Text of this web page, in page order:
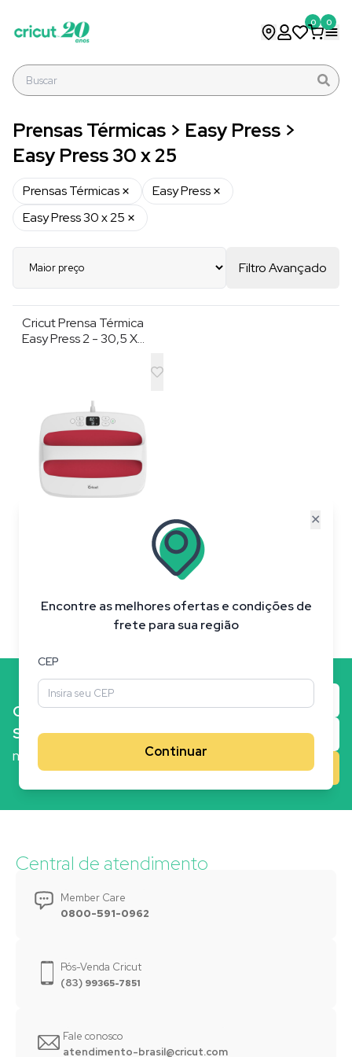
0 0
✕
Encontre as melhores ofertas e condições de
frete para sua região
CEP
Continuar
Prensas Térmicas > Easy Press >
Easy Press 30 x 25
Prensas Térmicas
Easy Press
Easy Press 30 x 25
Filtro Avançado
Cricut Prensa Térmica
Easy Press 2 - 30,5 X
CADASTRE-
SE
e receba
novidades
Central de atendimento
Member Care
0800-591-0962
Pós-Venda Cricut
(83) 99365-7851
Fale conosco
atendimento-brasil@cricut.com